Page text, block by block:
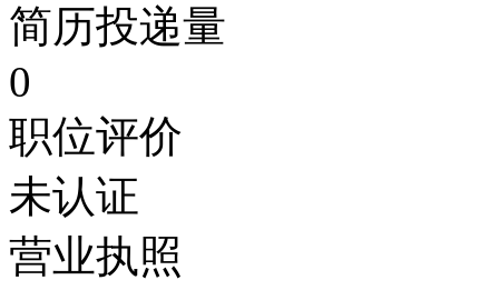
简历投递量
0
职位评价
未认证
营业执照